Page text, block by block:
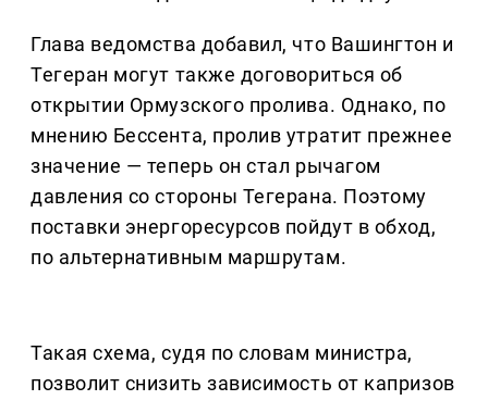
Глава ведомства добавил, что Вашингтон и
Тегеран могут также договориться об
открытии Ормузского пролива. Однако, по
мнению Бессента, пролив утратит прежнее
значение — теперь он стал рычагом
давления со стороны Тегерана. Поэтому
поставки энергоресурсов пойдут в обход,
по альтернативным маршрутам.
Такая схема, судя по словам министра,
позволит снизить зависимость от капризов